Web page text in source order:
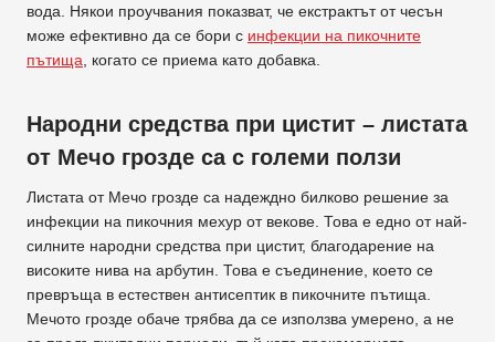
вода. Някои проучвания показват, че екстрактът от чесън
може ефективно да се бори с инфекции на пикочните
пътища , когато се приема като добавка.
Народни средства при цистит – листата
от Мечо грозде са с големи ползи
Листата от Мечо грозде са надеждно билково решение за
инфекции на пикочния мехур от векове. Това е едно от най-
силните народни средства при цистит, благодарение на
високите нива на арбутин. Това е съединение, което се
превръща в естествен антисептик в пикочните пътища.
Мечото грозде обаче трябва да се използва умерено, а не